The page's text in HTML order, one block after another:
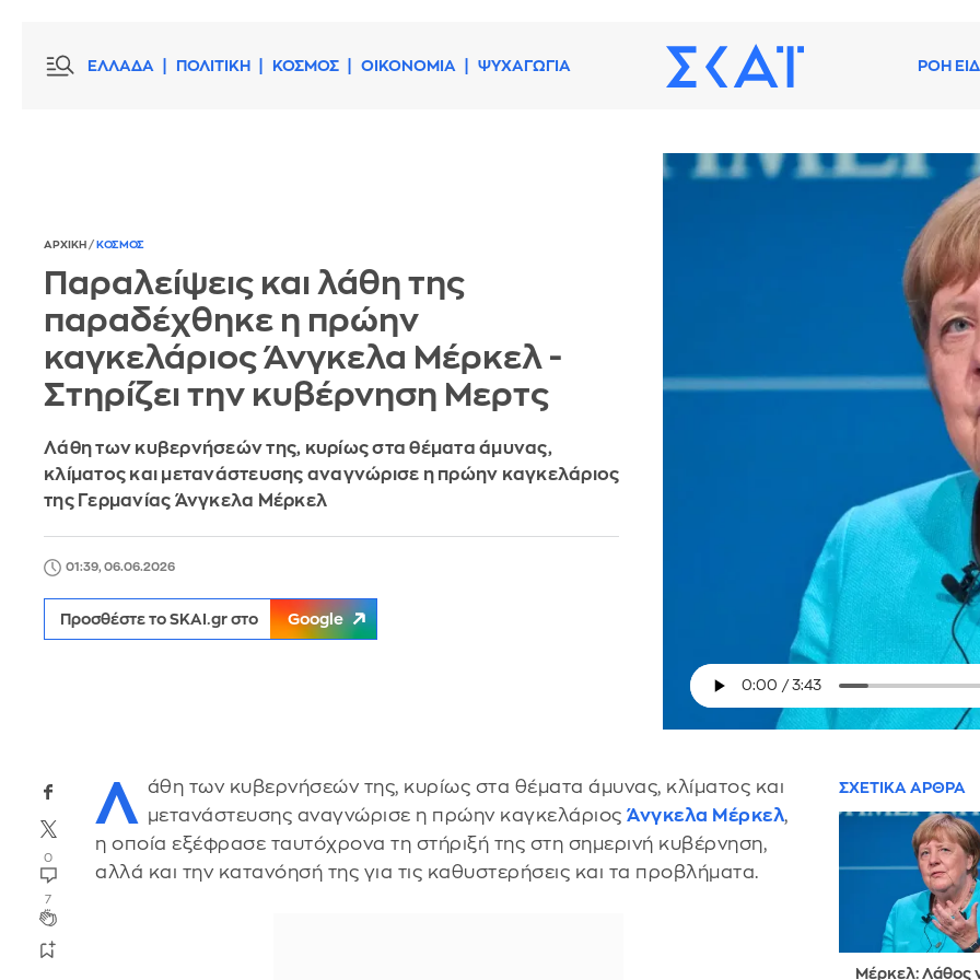
ΕΛΛΑΔΑ ΠΟΛΙΤΙΚΗ ΚΟΣΜΟΣ ΟΙΚΟΝΟΜΙΑ ΨΥΧΑΓΩΓΙΑ ΡΟΗ
ΑΡΧΙΚΗ / ΚΟΣΜΟΣ
Παραλείψεις και λάθη της
παραδέχθηκε η πρώην
καγκελάριος Άνγκελα Μέρκελ -
Στηρίζει την κυβέρνηση Μερτς
Λάθη των κυβερνήσεών της, κυρίως στα θέματα άμυνας,
κλίματος και μετανάστευσης αναγνώρισε η πρώην καγκελάριος
της Γερμανίας Άνγκελα Μέρκελ
01:39, 06.06.2026
Προσθέστε το SKAI.gr στο Google
0
7
Λ άθη των κυβερνήσεών της, κυρίως στα θέματα άμυνας, κλίματος και
μετανάστευσης αναγνώρισε η πρώην καγκελάριοςΆνγκελα Μέρκελ,
η οποία εξέφρασε ταυτόχρονα τη στήριξή της στη σημερινή κυβέρνηση,
αλλά και την κατανόησή της για τις καθυστερήσεις και τα προβλήματα.
ΣΧΕΤΙΚΑ ΑΡΘΡΑ
Μέρκελ: Λάθος